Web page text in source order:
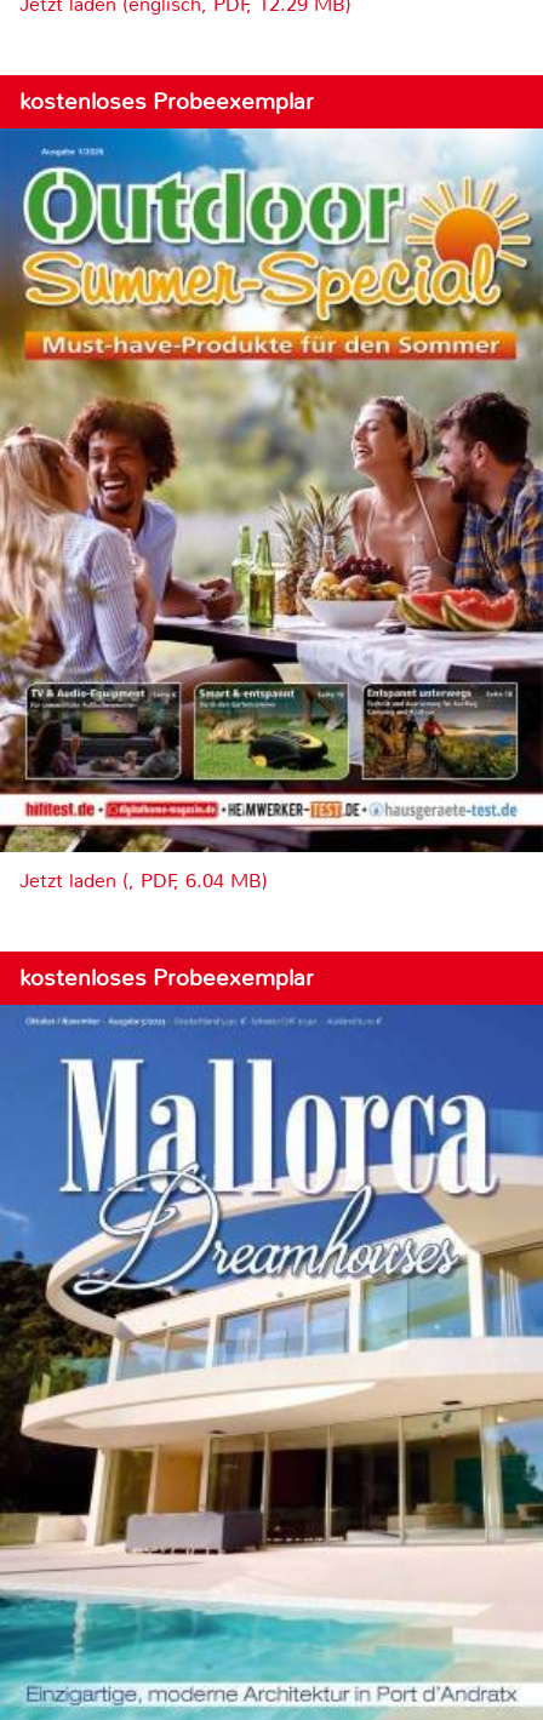
kostenloses Probeexemplar
Jetzt laden (, PDF, 6.04 MB)
kostenloses Probeexemplar